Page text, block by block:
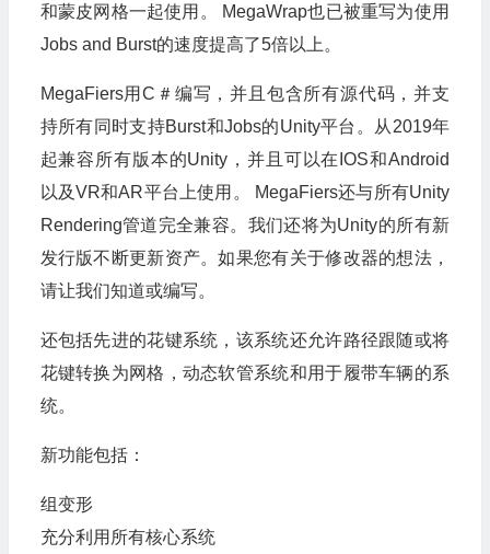
和蒙皮网格一起使用。 MegaWrap也已被重写为使用
Jobs and Burst的速度提高了5倍以上。
MegaFiers用C＃编写，并且包含所有源代码，并支
持所有同时支持Burst和Jobs的Unity平台。从2019年
起兼容所有版本的Unity，并且可以在IOS和Android
以及VR和AR平台上使用。 MegaFiers还与所有Unity
Rendering管道完全兼容。我们还将为Unity的所有新
发行版不断更新资产。如果您有关于修改器的想法，
请让我们知道或编写。
还包括先进的花键系统，该系统还允许路径跟随或将
花键转换为网格，动态软管系统和用于履带车辆的系
统。
新功能包括：
组变形
充分利用所有核心系统